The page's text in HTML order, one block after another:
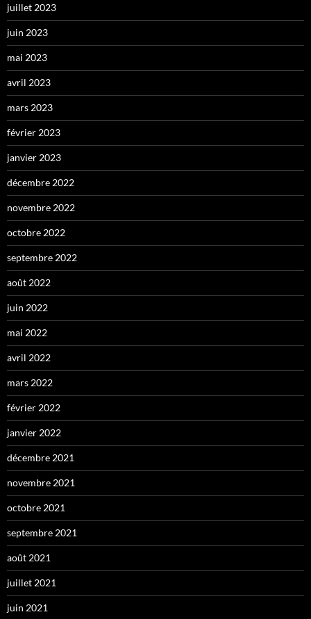
juillet 2023
juin 2023
mai 2023
avril 2023
mars 2023
février 2023
janvier 2023
décembre 2022
novembre 2022
octobre 2022
septembre 2022
août 2022
juin 2022
mai 2022
avril 2022
mars 2022
février 2022
janvier 2022
décembre 2021
novembre 2021
octobre 2021
septembre 2021
août 2021
juillet 2021
juin 2021